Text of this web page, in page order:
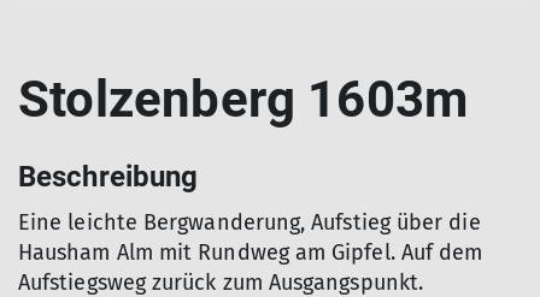
Stolzenberg 1603m
Beschreibung
Eine leichte Bergwanderung, Aufstieg über die
Hausham Alm mit Rundweg am Gipfel. Auf dem
Aufstiegsweg zurück zum Ausgangspunkt.